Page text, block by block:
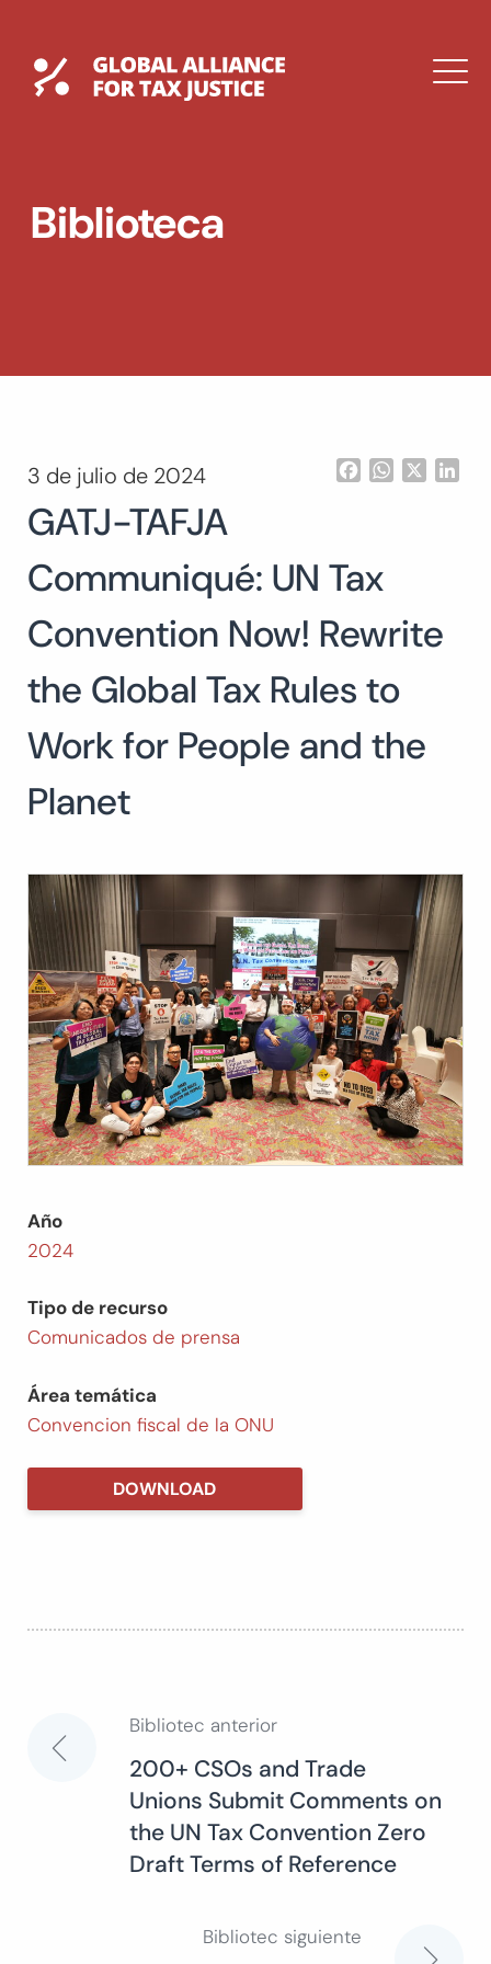
contenidoGlobal Tax Justice
DROPDOWN
Buscar:
Biblioteca
3 de julio de 2024 FacebookWhatsApp
GATJ-TAFJA
Communiqué: UN Tax
Convention Now! Rewrite
the Global Tax Rules to
Work for People and the
Planet
Año
2024
Tipo de recurso
Comunicados de prensa
Área temática
Convencion fiscal de la ONU
DOWNLOAD
Navegación
entradas
Bibliotec anterior
200+ CSOs and Trade
Unions Submit Comments on
the UN Tax Convention Zero
Draft Terms of Reference
Bibliotec siguiente